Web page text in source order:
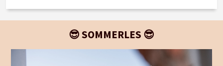
😎 SOMMERLES 😎